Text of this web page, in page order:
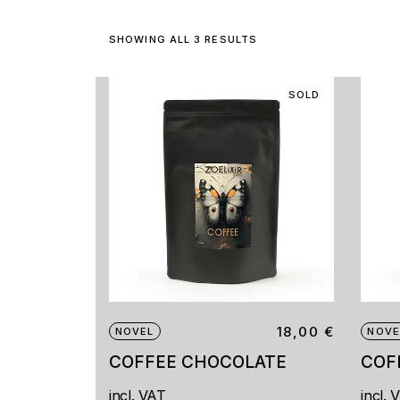
SHOWING ALL 3 RESULTS
SOLD
NOVEL
COFFEE CHOCOLATE
18,00 €
incl. VAT
incl.